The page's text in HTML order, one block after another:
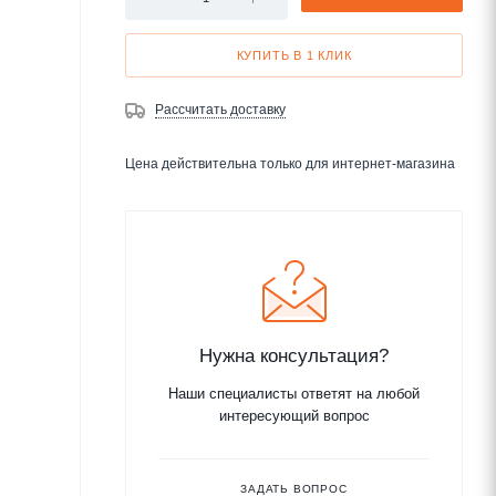
КУПИТЬ В 1 КЛИК
Рассчитать доставку
Цена действительна только для интернет-магазина
Нужна консультация?
Наши специалисты ответят на любой
интересующий вопрос
ЗАДАТЬ ВОПРОС